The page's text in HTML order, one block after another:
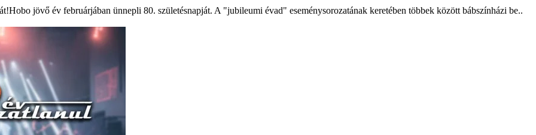
jövő év februárjában ünnepli 80. születésnapját. A "jubileumi évad" eseménysorozatának keretében többek között bábszínházi be..